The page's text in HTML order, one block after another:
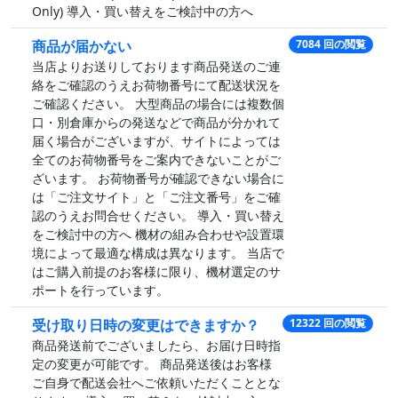
Only) 導入・買い替えをご検討中の方へ
商品が届かない
当店よりお送りしております商品発送のご連
絡をご確認のうえお荷物番号にて配送状況を
ご確認ください。 大型商品の場合には複数個
口・別倉庫からの発送などで商品が分かれて
届く場合がございますが、サイトによっては
全てのお荷物番号をご案内できないことがご
ざいます。 お荷物番号が確認できない場合に
は「ご注文サイト」と「ご注文番号」をご確
認のうえお問合せください。 導入・買い替え
をご検討中の方へ 機材の組み合わせや設置環
境によって最適な構成は異なります。 当店で
はご購入前提のお客様に限り、機材選定のサ
ポートを行っています。
7084 回の閲覧
受け取り日時の変更はできますか？
商品発送前でございましたら、お届け日時指
定の変更が可能です。 商品発送後はお客様
ご自身で配送会社へご依頼いただくこととな
12322 回の閲覧